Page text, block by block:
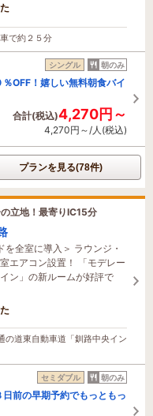
で約２５分
シングル 朝のみ
OFF！嬉しい無料朝食バイ
合計(税込)4,270円～
4,270円～/人(税込)
プランを見る(78件)
立地！最寄りIC15分
全室に導入＞ ラウンジ・
エアコン設置！ 「モデレー
ン」の新ルームが好評で
道東自動車道「釧路中央イン
セミダブル 朝のみ
日前の早期予約でもっともっ